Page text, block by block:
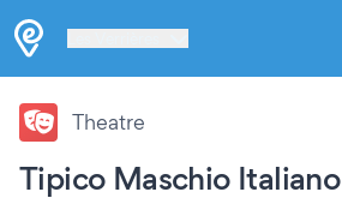
Tipico Maschio Italiano
Theatre